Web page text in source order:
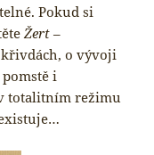
Pokud si
Žert –
o vývoji
i
totalitním režimu